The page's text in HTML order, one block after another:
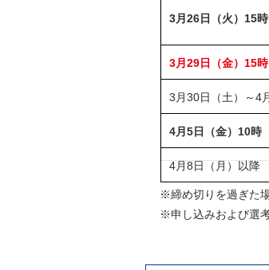
3月26日（火）15時
3月29日（金）15時
3月30日（土）～4
4月5日（金）10時
4月8日（月）以降
※締め切りを過ぎた
※申し込みおよび選